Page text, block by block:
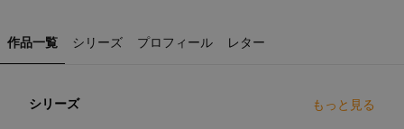
作品一覧 シリーズ プロフィール レター
シリーズ もっと見る